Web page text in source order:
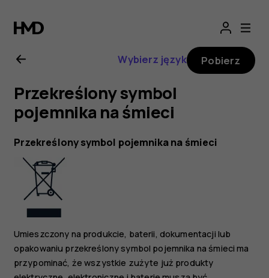
Nokia
2.1
—
instrukcja
obsługi
Wybierz język Pobierz
Przekreślony symbol
pojemnika na śmieci
Przekreślony symbol pojemnika na śmieci
Umieszczony na produkcie, baterii, dokumentacji lub
opakowaniu przekreślony symbol pojemnika na śmieci ma
przypominać, że wszystkie zużyte już produkty